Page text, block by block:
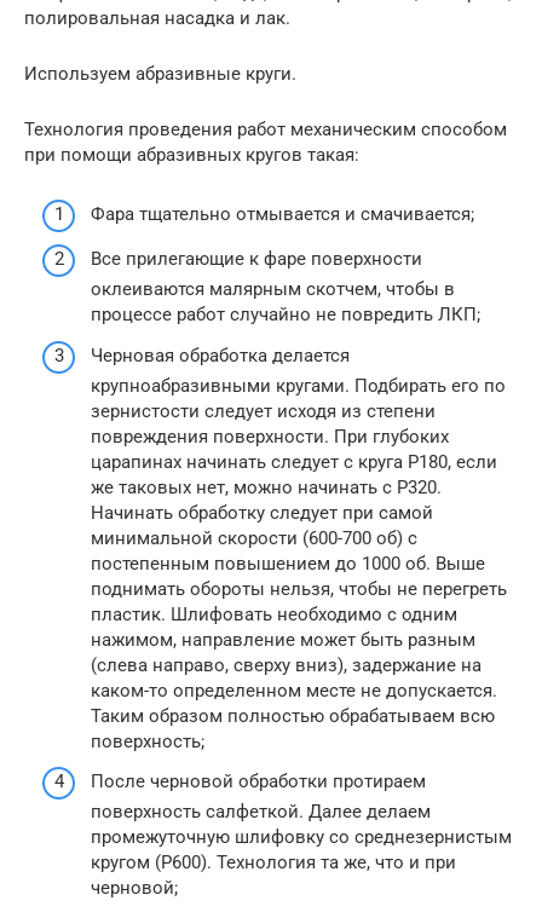
полировальная насадка и лак.
Используем абразивные круги.
Технология проведения работ механическим способом
при помощи абразивных кругов такая:
Фара тщательно отмывается и смачивается;
Все прилегающие к фаре поверхности
оклеиваются малярным скотчем, чтобы в
процессе работ случайно не повредить ЛКП;
Черновая обработка делается
крупноабразивными кругами. Подбирать его по
зернистости следует исходя из степени
повреждения поверхности. При глубоких
царапинах начинать следует с круга Р180, если
же таковых нет, можно начинать с Р320.
Начинать обработку следует при самой
минимальной скорости (600-700 об) с
постепенным повышением до 1000 об. Выше
поднимать обороты нельзя, чтобы не перегреть
пластик. Шлифовать необходимо с одним
нажимом, направление может быть разным
(слева направо, сверху вниз), задержание на
каком-то определенном месте не допускается.
Таким образом полностью обрабатываем всю
поверхность;
После черновой обработки протираем
поверхность салфеткой. Далее делаем
промежуточную шлифовку со среднезернистым
кругом (Р600). Технология та же, что и при
черновой;